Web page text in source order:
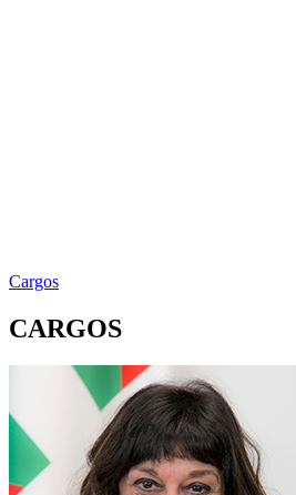
Cargos
CARGOS